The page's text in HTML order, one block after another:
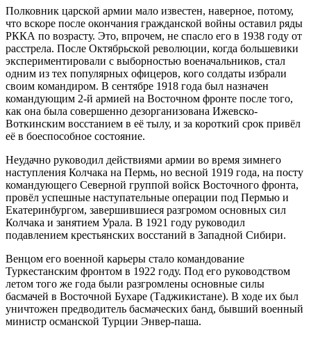
Полковник царской армии мало известен, наверное, потому,
что вскоре после окончания гражданской войны оставил ряды
РККА по возрасту. Это, впрочем, не спасло его в 1938 году от
расстрела. После Октябрьской революции, когда большевики
экспериментировали с выборностью военачальников, стал
одним из тех популярных офицеров, кого солдаты избрали
своим командиром. В сентябре 1918 года был назначен
командующим 2-й армией на Восточном фронте после того,
как она была совершенно дезорганизована Ижевско-
Воткинским восстанием в её тылу, и за короткий срок привёл
её в боеспособное состояние.
Неудачно руководил действиями армии во время зимнего
наступления Колчака на Пермь, но весной 1919 года, на посту
командующего Северной группой войск Восточного фронта,
провёл успешные наступательные операции под Пермью и
Екатеринбургом, завершившиеся разгромом основных сил
Колчака и занятием Урала. В 1921 году руководил
подавлением крестьянских восстаний в Западной Сибири.
Венцом его военной карьеры стало командование
Туркестанским фронтом в 1922 году. Под его руководством
летом того же года были разгромлены основные силы
басмачей в Восточной Бухаре (Таджикистане). В ходе их был
уничтожен предводитель басмаческих банд, бывший военный
министр османской Турции Энвер-паша.